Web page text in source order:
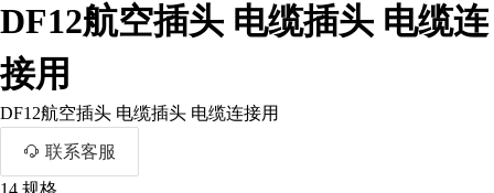
DF12航空插头 电缆插头 电缆连
接用
DF12航空插头 电缆插头 电缆连接用
联系客服